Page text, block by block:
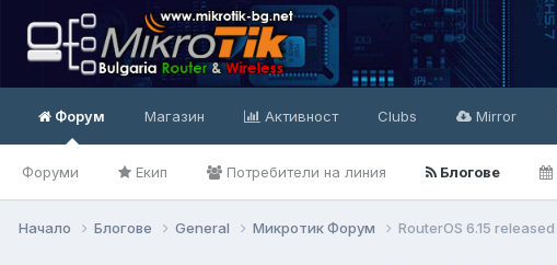
Форум
Форуми Екип Потребители на линия Блогове
Магазин Активност Clubs Mirror
Начало Блогове General Микротик Форум RouterOS 6.15 released